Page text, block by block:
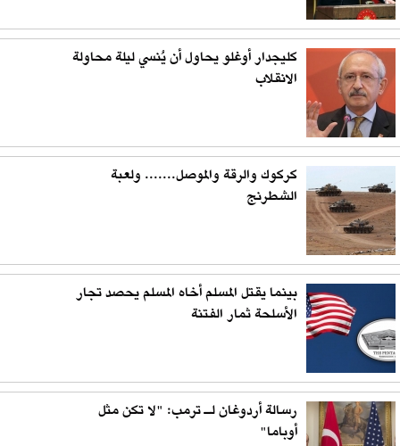
كليجدار أوغلو يحاول أن يُنسي ليلة محاولة
الانقلاب
كركوك والرقة والموصل....... ولعبة
الشطرنج
بينما يقتل المسلم أخاه المسلم يحصد تجار
الأسلحة ثمار الفتنة
رسالة أردوغان لـ ترمب: "لا تكن مثل
أوباما"